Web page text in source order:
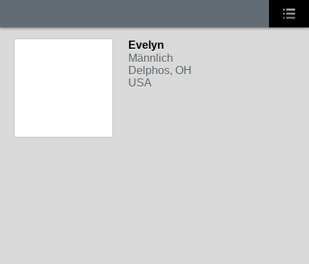
Evelyn
Männlich
Delphos, OH
USA